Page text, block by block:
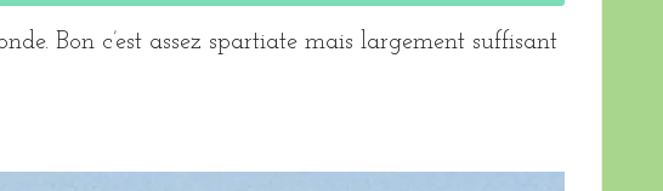
Bon c’est assez spartiate mais largement suffisant